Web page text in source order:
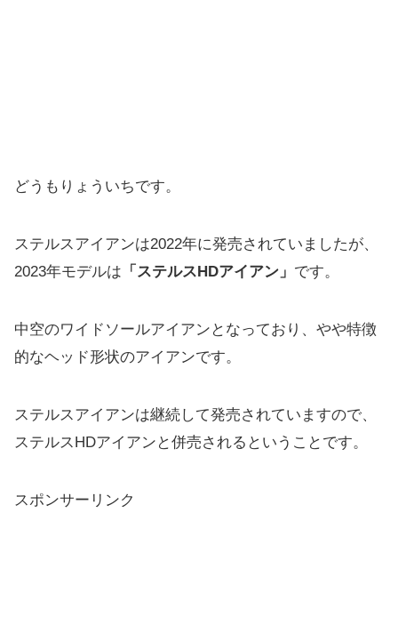
どうもりょういちです。
ステルスアイアンは2022年に発売されていましたが、
2023年モデルは 「ステルスHDアイアン」 です。
中空のワイドソールアイアンとなっており、 やや特徴
的なヘッド形状のアイアンです。
ステルスアイアンは継続して発売されていますので、
ステルスHDアイアンと併売されるということです。
スポンサーリンク